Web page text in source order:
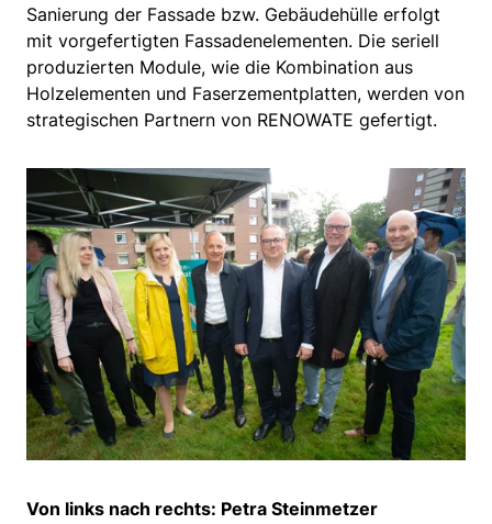
Sanierung der Fassade bzw. Gebäudehülle erfolgt
mit vorgefertigten Fassadenelementen. Die seriell
produzierten Module, wie die Kombination aus
Holzelementen und Faserzementplatten, werden von
strategischen Partnern von RENOWATE gefertigt.
Von links nach rechts: Petra Steinmetzer